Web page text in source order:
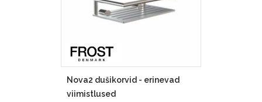
Nova2 dušikorvid - erinevad
viimistlused